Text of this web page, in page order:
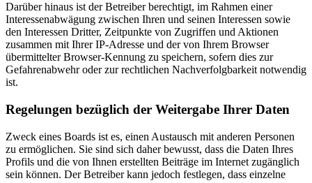
Darüber hinaus ist der Betreiber berechtigt, im Rahmen einer
Interessenabwägung zwischen Ihren und seinen Interessen sowie
den Interessen Dritter, Zeitpunkte von Zugriffen und Aktionen
zusammen mit Ihrer IP-Adresse und der von Ihrem Browser
übermittelter Browser-Kennung zu speichern, sofern dies zur
Gefahrenabwehr oder zur rechtlichen Nachverfolgbarkeit notwendig
ist.
Regelungen bezüglich der Weitergabe Ihrer Daten
Zweck eines Boards ist es, einen Austausch mit anderen Personen
zu ermöglichen. Sie sind sich daher bewusst, dass die Daten Ihres
Profils und die von Ihnen erstellten Beiträge im Internet zugänglich
sein können. Der Betreiber kann jedoch festlegen, dass einzelne